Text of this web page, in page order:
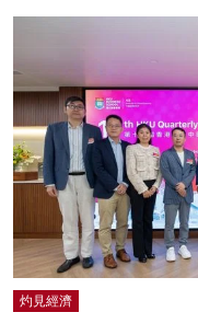
灼見經濟